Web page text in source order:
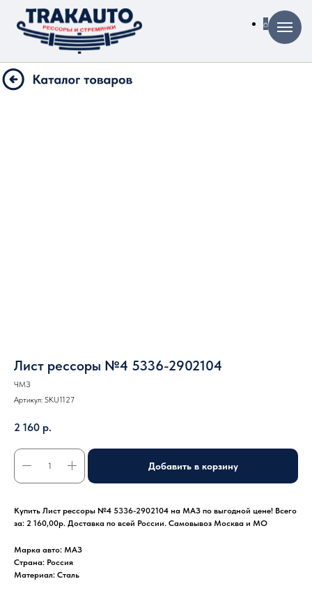
Лист рессоры №4 5336-2902104
ЧМЗ
Артикул: SKU1127
2 160 р.
Добавить в корзину
Купить Лист рессоры №4 5336-2902104 на МАЗ по выгодной цене! Всего
за: 2 160,00р. Доставка по всей России. Самовывоз Москва и МО
Марка авто: МАЗ
Страна: Россия
Материал: Сталь